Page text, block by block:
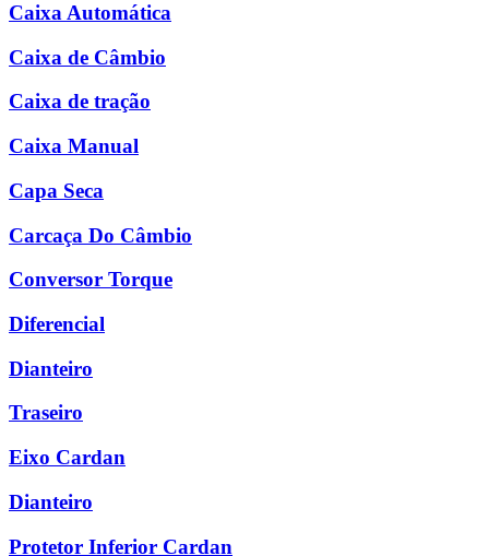
Caixa Automática
Caixa de Câmbio
Caixa de tração
Caixa Manual
Capa Seca
Carcaça Do Câmbio
Conversor Torque
Diferencial
Dianteiro
Traseiro
Eixo Cardan
Dianteiro
Protetor Inferior Cardan